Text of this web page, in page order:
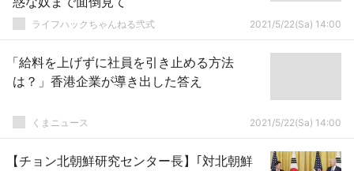
ライフハックちゃんねる弐式 2021/5/22(Sa) 14:00
「給料を上げずに社員を引き止める方法
は？」香港企業が導き出した答え
くまニュース 2021/5/22(Sa) 14:00
【チョン北朝鮮研究センター長】｢対北朝鮮